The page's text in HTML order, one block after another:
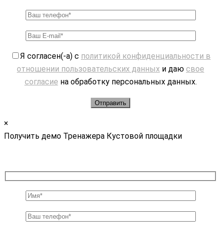
Я согласен(-а) с политикой конфиденциальности в
отношении пользовательских данных и даю свое
согласие на обработку персональных данных.
×
Получить демо Тренажера Кустовой площадки